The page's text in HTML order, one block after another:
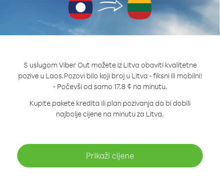
S uslugom Viber Out možete iz Litva obaviti kvalitetne
pozive u Laos.Pozovi bilo koji broj u Litva - fiksni ili mobilni!
- Počevši od samo 17.8 ¢ na minutu.
Kupite pakete kredita ili plan pozivanja da bi dobili
najbolje cijene na minutu za Litva.
Prikaži cijene